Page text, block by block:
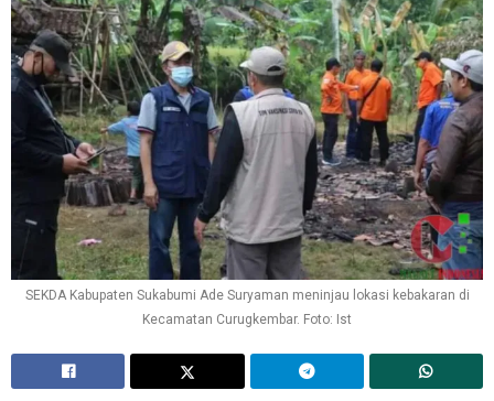
SEKDA Kabupaten Sukabumi Ade Suryaman meninjau lokasi kebakaran di
Kecamatan Curugkembar. Foto: Ist